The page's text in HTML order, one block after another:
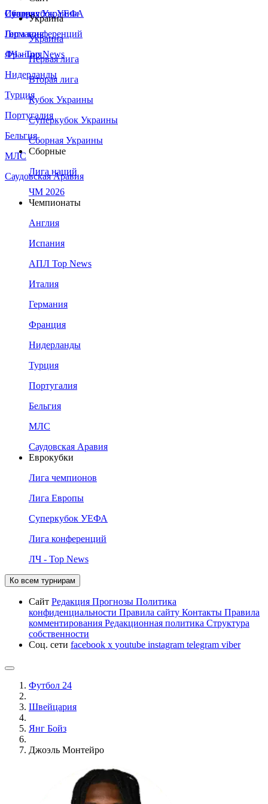
Сборная Украины
Италия
Германия
Франция
Нидерланды
Турция
Португалия
Бельгия
МЛС
Саудовская Аравия
Суперкубок УЕФА
Лига конференций
ЛЧ - Top News
Украина
Украина
Первая лига
Вторая лига
Кубок Украины
Суперкубок Украины
Сборная Украины
Сборные
Лига наций
ЧМ 2026
Чемпионаты
Англия
Испания
АПЛ Top News
Италия
Германия
Франция
Нидерланды
Турция
Португалия
Бельгия
МЛС
Саудовская Аравия
Еврокубки
Лига чемпионов
Лига Европы
Суперкубок УЕФА
Лига конференций
ЛЧ - Top News
Ко всем турнирам
Сайт Редакция Прогнозы Политика
конфиденциальности Правила сайту Контакты Правила
комментирования Редакционная политика Структура
собственности
Соц. сети facebook x youtube instagram telegram viber
Футбол 24
Швейцария
Янг Бойз
Джоэль Монтейро